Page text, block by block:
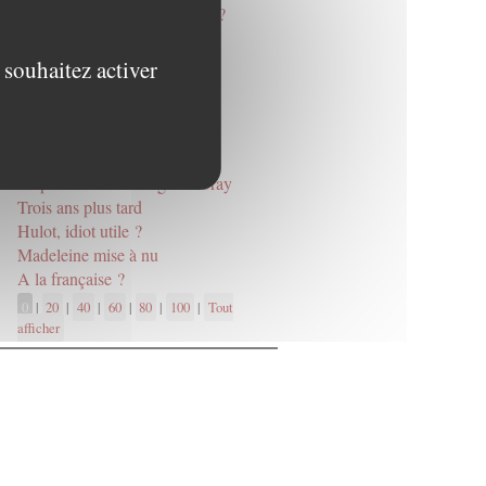
A quoi pensent les machines ?
« Fabulous Labs »
La cuisine zappée
Le pense-bête de Régis Debray
Trois ans plus tard
Hulot, idiot utile ?
Madeleine mise à nu
A la française ?
0 | 20 | 40 | 60 | 80 | 100 | Tout
afficher
activer